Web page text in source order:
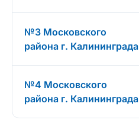
№3 Московского
района г. Калининграда
№4 Московского
района г. Калининграда